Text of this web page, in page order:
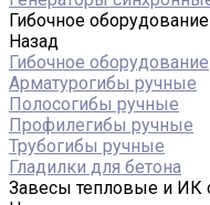
Гибочное оборудование
Назад
Гибочное оборудование
Арматурогибы ручные
Полосогибы ручные
Профилегибы ручные
Трубогибы ручные
Гладилки для бетона
Завесы тепловые и ИК